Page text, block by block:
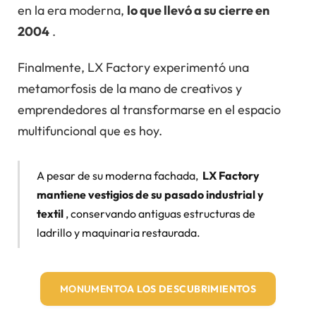
en la era moderna, lo que llevó a su cierre en
2004 .
Finalmente, LX Factory experimentó una
metamorfosis de la mano de creativos y
emprendedores al transformarse en el espacio
multifuncional que es hoy.
A pesar de su moderna fachada, LX Factory
mantiene vestigios de su pasado industrial y
textil , conservando antiguas estructuras de
ladrillo y maquinaria restaurada.
MONUMENTOA LOS DESCUBRIMIENTOS